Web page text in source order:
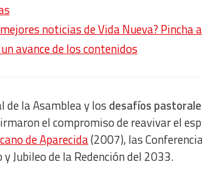
noticias de Vida Nueva? Pincha
avance de los contenidos
de la Asamblea y los desafíos
el compromiso de reavivar el
de Aparecida(2007), las
Jubileo de la Redención del 2033.